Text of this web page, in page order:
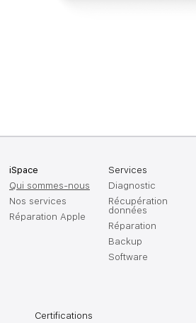
iSpace
Qui sommes-nous
Nos services
Réparation Apple
Services
Diagnostic
Récupération
données
Réparation
Backup
Software
Certifications